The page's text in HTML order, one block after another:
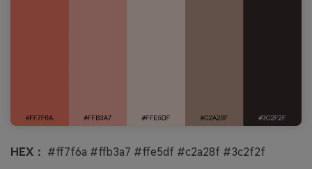
HEX： #ff7f6a #ffb3a7 #ffe5df #c2a28f #3c2f2f